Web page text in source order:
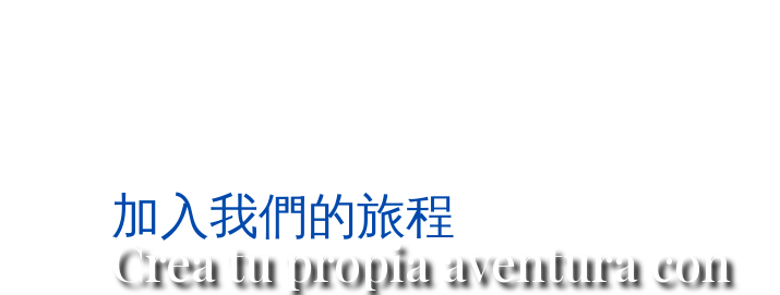
加入我們的旅程
Crea tu propia aventura con